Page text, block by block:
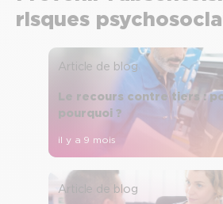
risques
Article de blog
Le recours contre tiers :
pourquoi ?
il y a 9 mois
Article de blog